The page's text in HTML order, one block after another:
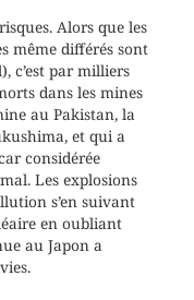
Alors que les
même différés sont
c’est par milliers
dans les mines
au Pakistan, la
et qui a
considérée
Les explosions
s’en suivant
en oubliant
au Japon a